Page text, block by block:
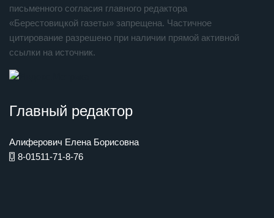
письменного согласия главного редактора
«Берестовицкой газеты» запрещена. Частичное
цитирование разрешено при наличии прямой активной
ссылки на источник.
Главный редактор
Алиферович Елена Борисовна
8-01511-71-8-76